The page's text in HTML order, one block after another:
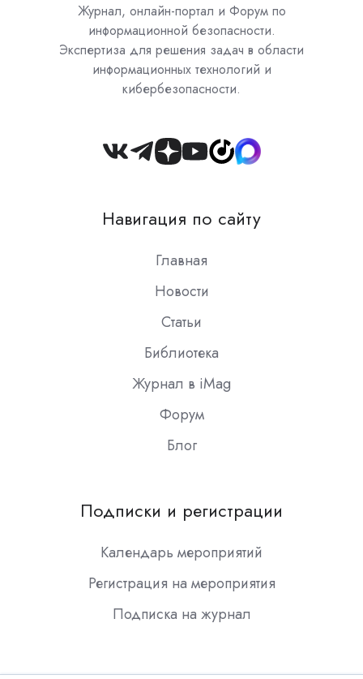
Журнал, онлайн-портал и Форум по
информационной безопасности.
Экспертиза для решения задач в области
информационных технологий и
кибербезопасности.
Join
Slack
Навигация по сайту
Главная
Новости
Статьи
Библиотека
Журнал в iMag
Форум
Блог
Подписки и регистрации
Календарь мероприятий
Регистрация на мероприятия
Подписка на журнал